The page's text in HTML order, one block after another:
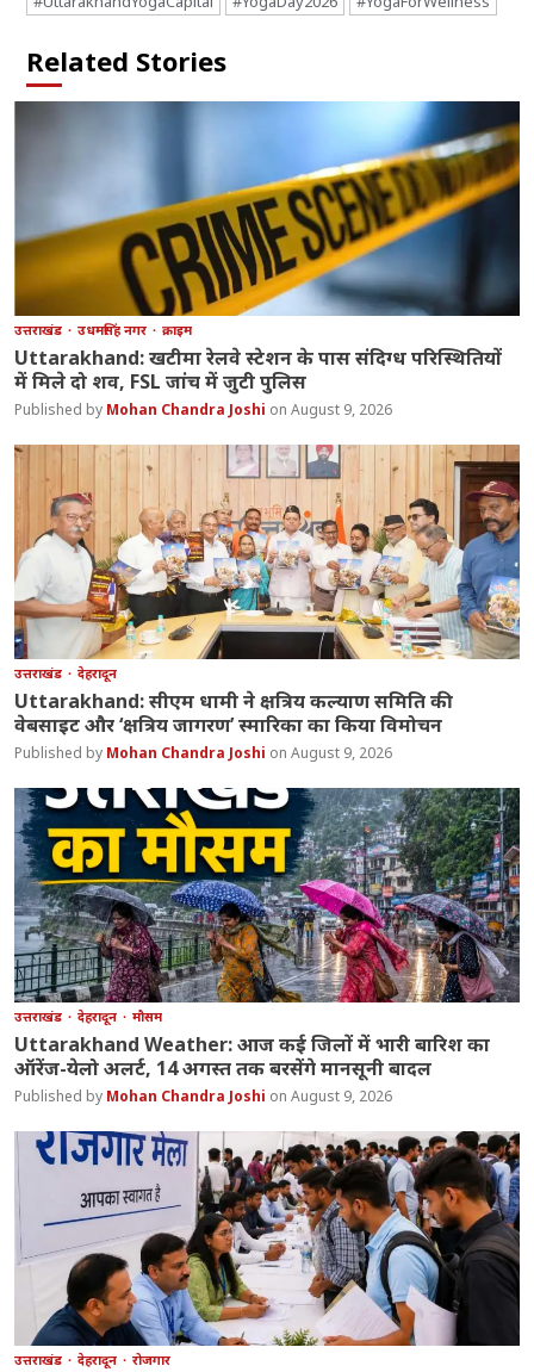
Related Stories
उत्तराखंड उधमसिंह नगर क्राइम
Uttarakhand: खटीमा रेलवे स्टेशन के पास संदिग्ध परिस्थितियों
में मिले दो शव, FSL जांच में जुटी पुलिस
Mohan Chandra Joshi August 9, 2026
उत्तराखंड देहरादून
Uttarakhand: सीएम धामी ने क्षत्रिय कल्याण समिति की
वेबसाइट और ‘क्षत्रिय जागरण’ स्मारिका का किया विमोचन
Mohan Chandra Joshi August 9, 2026
उत्तराखंड देहरादून मौसम
Uttarakhand Weather: आज कई जिलों में भारी बारिश का
ऑरेंज-येलो अलर्ट, 14 अगस्त तक बरसेंगे मानसूनी बादल
Mohan Chandra Joshi August 9, 2026
उत्तराखंड देहरादून रोजगार